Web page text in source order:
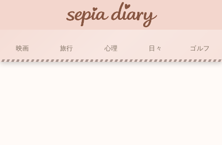
映画 旅行 心理 日々 ゴルフ